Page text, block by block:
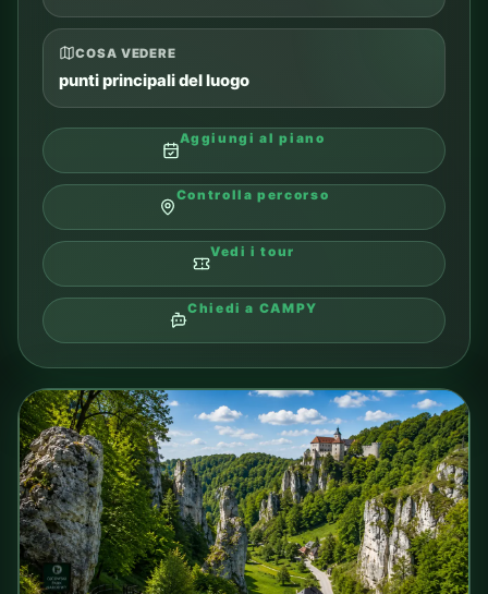
PARCO ACQUATICO
10
Parco Acquatico di Cracovia
Meta per famiglie, acqua e attività anche
durante una giornata di pioggia.
TIPO
visita o escursione
DISTANZA DAL CAMPING
in base al percorso
TRASPORTO